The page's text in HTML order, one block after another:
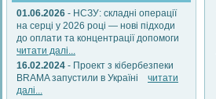
01.06.2026 - НСЗУ: складні операції
на серці у 2026 році — нові підходи
до оплати та концентрації допомоги
читати далі...
16.02.2024 - Проект з кібербезпеки
BRAMA запустили в Україні читати
далі...